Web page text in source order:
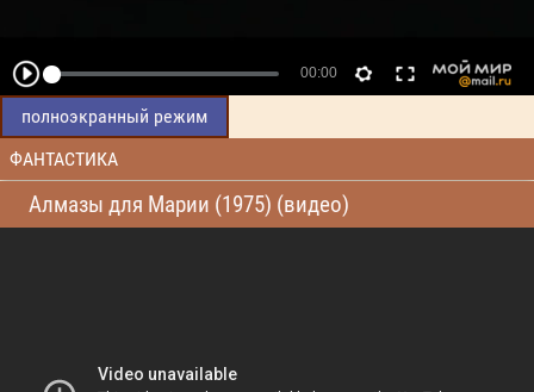
полноэкранный режим
ФАНТАСТИКА
Алмазы для Марии (1975) (видео)